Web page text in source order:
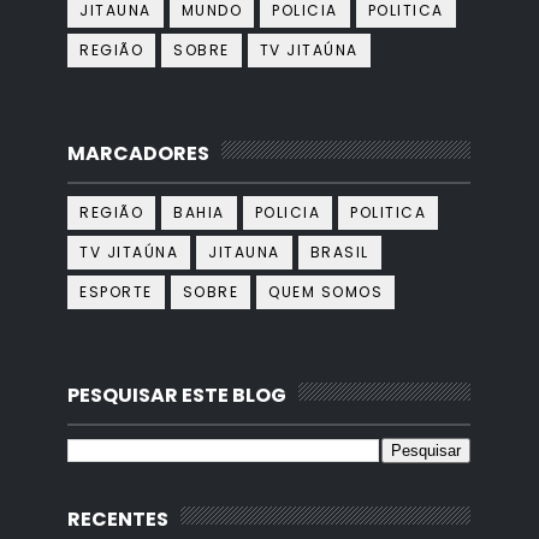
JITAUNA
MUNDO POLICIA
POLITICA
REGIÃO
SOBRE TV JITAÚNA
MARCADORES
REGIÃO BAHIA POLICIA
POLITICA
TV JITAÚNA
JITAUNA
BRASIL
ESPORTE
SOBRE QUEM SOMOS
PESQUISAR ESTE BLOG
RECENTES